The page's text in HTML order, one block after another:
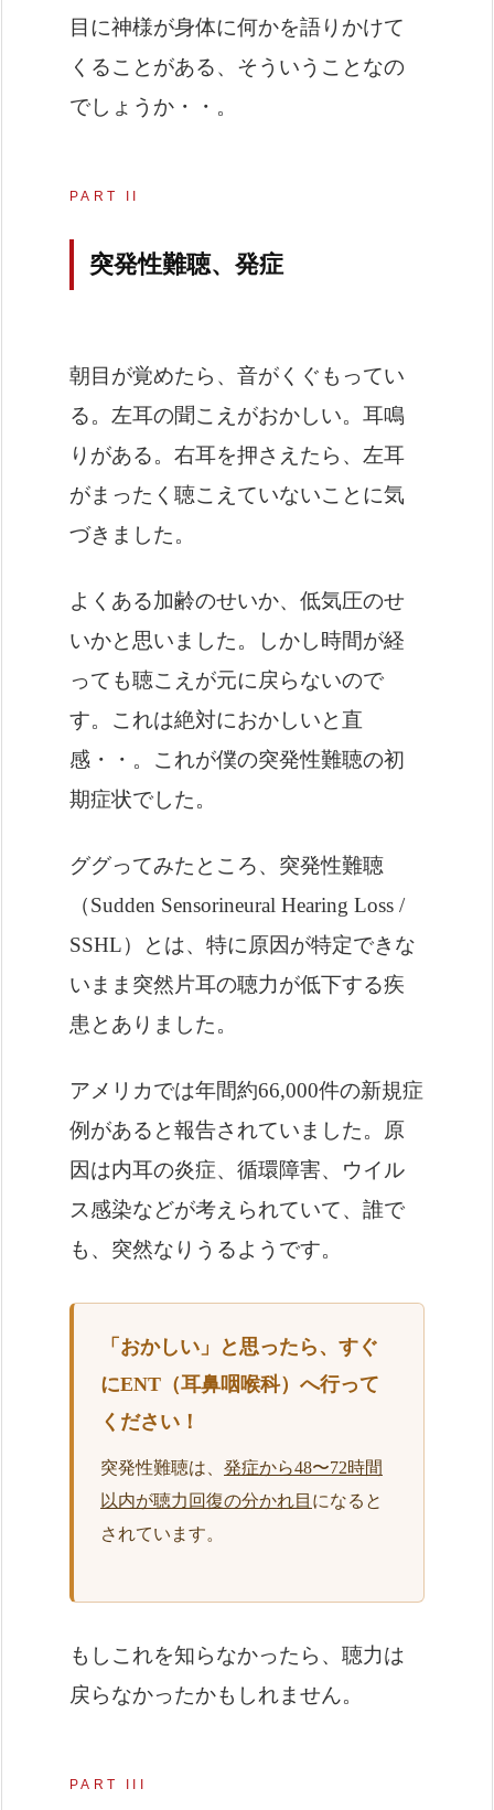
目に神様が身体に何かを語りかけて
くることがある、そういうことなの
でしょうか・・。
PART II
突発性難聴、発症
朝目が覚めたら、音がくぐもってい
る。左耳の聞こえがおかしい。耳鳴
りがある。右耳を押さえたら、左耳
がまったく聴こえていないことに気
づきました。
よくある加齢のせいか、低気圧のせ
いかと思いました。しかし時間が経
っても聴こえが元に戻らないので
す。これは絶対におかしいと直
感・・。これが僕の突発性難聴の初
期症状でした。
ググってみたところ、突発性難聴
（Sudden Sensorineural Hearing Loss /
SSHL）とは、特に原因が特定できな
いまま突然片耳の聴力が低下する疾
患とありました。
アメリカでは年間約66,000件の新規症
例があると報告されていました。原
因は内耳の炎症、循環障害、ウイル
ス感染などが考えられていて、誰で
も、突然なりうるようです。
「おかしい」と思ったら、すぐ
にENT（耳鼻咽喉科）へ行って
ください！
突発性難聴は、 発症から48〜72時間
以内が聴力回復の分かれ目 になると
されています。
もしこれを知らなかったら、聴力は
戻らなかったかもしれません。
PART III